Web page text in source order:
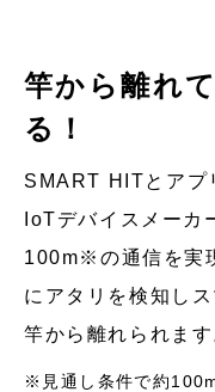
竿から離れ
る！
SMART HITとアプ
IoTデバイスメーカ
100m※の通信を実
にアタリを検知し
竿から離れられます
見通し条件で約